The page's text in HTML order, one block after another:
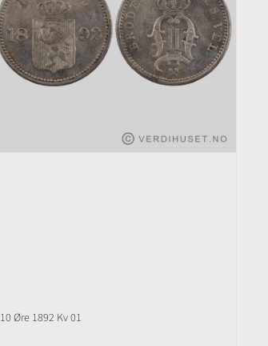
10 Øre 1892 Kv 01